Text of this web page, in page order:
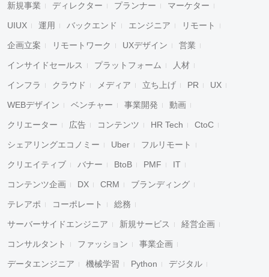
新規事業 ディレクター プランナー マーケター
UIUX 運用 バックエンド エンジニア リモート
企画立案 リモートワーク UXデザイン 営業
インサイドセールス プラットフォーム 人材
インフラ クラウド メディア 立ち上げ PR UX
WEBデザイン ベンチャー 事業開発 動画
クリエーター 広告 コンテンツ HR Tech CtoC
シェアリングエコノミー Uber フルリモート
クリエイティブ バナー BtoB PMF IT
コンテンツ企画 DX CRM ブランディング
テレアポ コーポレート 総務
サーバーサイドエンジニア 新規サービス 経営企画
コンサルタント ファッション 事業企画
データエンジニア 機械学習 Python デジタル